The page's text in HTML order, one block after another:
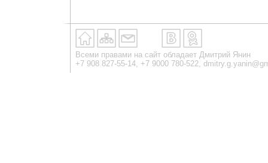
Всеми правами на сайт обладает Дмитрий Янин
+7 908 827-55-14, +7 9000 780-522,